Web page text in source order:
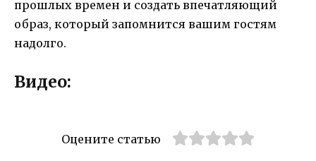
прошлых времен и создать впечатляющий
образ, который запомнится вашим гостям
надолго.
Видео:
Оцените статью